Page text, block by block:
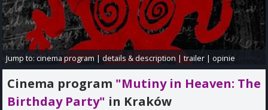
Jump to:cinema program|details & description |trailer |opinie
Cinema program "Mutiny in Heaven: The
Birthday Party" in Kraków